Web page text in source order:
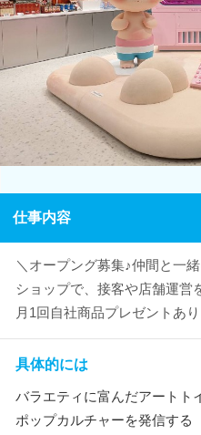
仕事内容
＼オープング募集♪仲間と一
ショップで、接客や店舗運
月1回自社商品プレゼントあり
具体的には
バラエティに富んだアートト
ポップカルチャーを発信する